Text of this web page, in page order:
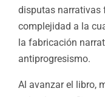
disputas narrativas
complejidad a la
la fabricación
antiprogresismo.
Al avanzar el libro,